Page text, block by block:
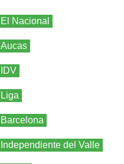
El Nacional
Aucas
IDV
Liga
Barcelona
Independiente del Valle